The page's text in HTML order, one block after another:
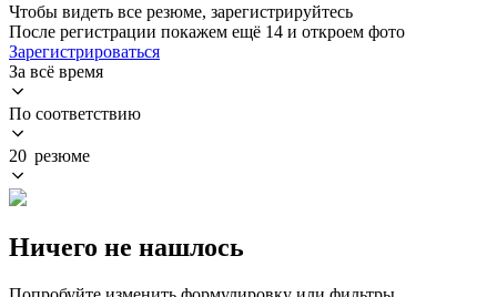
Чтобы видеть все резюме, зарегистрируйтесь
После регистрации покажем ещё 14 и откроем фото
Зарегистрироваться
За всё время
По соответствию
20 резюме
Ничего не нашлось